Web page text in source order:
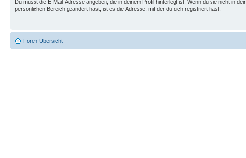
Du musst die E-Mail-Adresse angeben, die in deinem Profil hinterlegt ist. Wenn du sie nicht in
persönlichen Bereich geändert hast, ist es die Adresse, mit der du dich registriert hast.
Foren-Übersicht